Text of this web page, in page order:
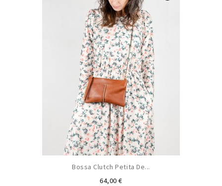
Bossa Clutch Petita De...
64,00 €Preu